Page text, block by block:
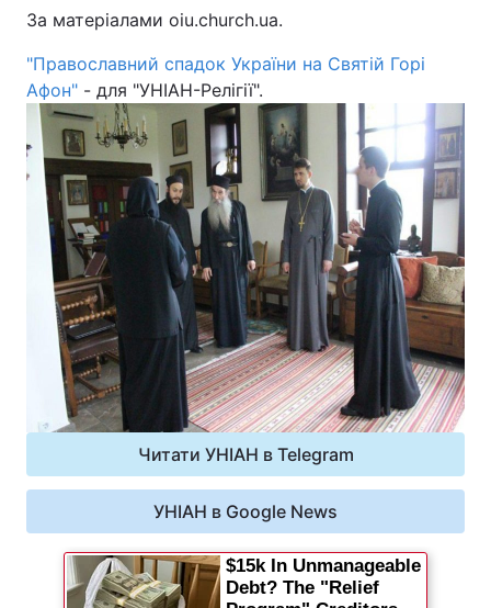
За матеріалами oiu.church.ua.
"Православний спадок України на Святій Горі
Афон" - для "УНІАН-Релігії".
Читати УНІАН в Telegram
УНІАН в Google News